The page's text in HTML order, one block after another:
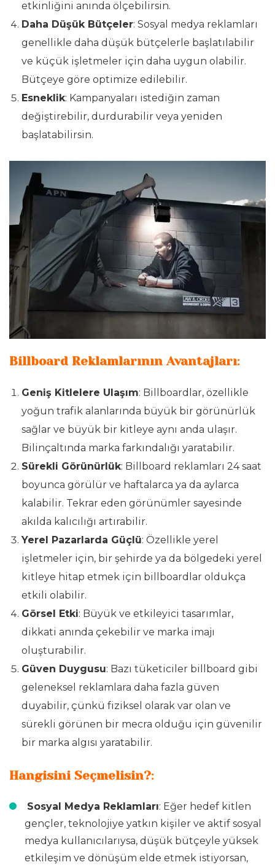
etkinliğini anında ölçebilirsin.
Daha Düşük Bütçeler: Sosyal medya reklamları
genellikle daha düşük bütçelerle başlatılabilir
ve küçük işletmeler için daha uygun olabilir.
Bütçeye göre optimize edilebilir.
Esneklik: Kampanyaları istediğin zaman
değiştirebilir, durdurabilir veya yeniden
başlatabilirsin.
Billboard Reklamlarının Avantajları:
Geniş Kitlelere Ulaşım: Billboardlar, özellikle
yoğun trafik alanlarında büyük bir görünürlük
sağlar ve büyük bir kitleye aynı anda ulaşır.
Bilinçaltında marka farkındalığı yaratabilir.
Sürekli Görünürlük: Billboard reklamları 24 saat
boyunca görülür ve haftalarca ya da aylarca
kalabilir. Tekrar eden görünümler sayesinde
akılda kalıcılığı artırabilir.
Yerel Pazarlarda Güçlü: Özellikle yerel
işletmeler için, bir şehirde ya da bölgedeki yerel
kitleye hitap etmek için billboardlar oldukça
etkili olabilir.
Görsel Etki: Büyük ve etkileyici tasarımlar,
dikkati anında çekebilir ve marka imajı
oluşturabilir.
Güven Duygusu: Bazı tüketiciler billboard gibi
geleneksel reklamlara daha fazla güven
duyabilir, çünkü fiziksel olarak var olan ve
sürekli görünen bir mecra olduğu için güvenilir
bir marka algısı yaratabilir.
Hangisini Seçmelisin?:
Sosyal Medya Reklamları: Eğer hedef kitlen
gençler, teknolojiye yatkın kişiler ve aktif sosyal
medya kullanıcılarıysa, düşük bütçeyle yüksek
etkileşim ve dönüşüm elde etmek istiyorsan,